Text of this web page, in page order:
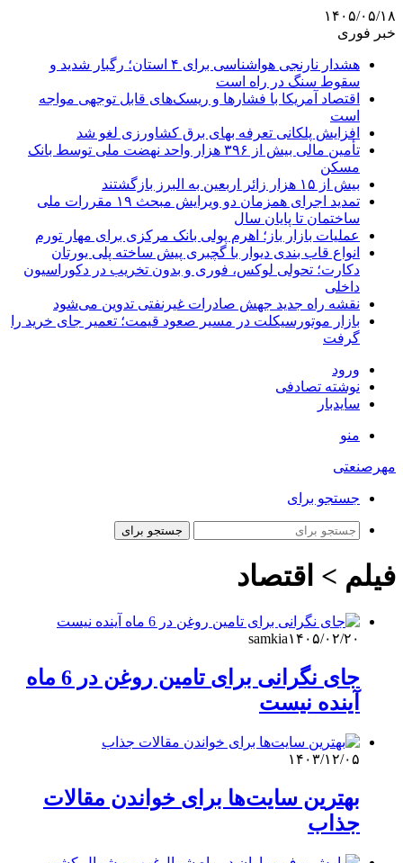
۱۴۰۵/۰۵/۱۸
خبر فوری
هشدار نارنجی هواشناسی برای ۴ استان؛ رگبار شدید و
سقوط سنگ در راه است
اقتصاد آمریکا با فشارها و ریسک‌های قابل توجهی مواجه
است
افزایش پلکانی تعرفه بهای برق کشاورزی لغو شد
تأمین مالی بیش از ۳۹۶ هزار واحد نهضت ملی توسط بانک
مسکن
بیش از ۱۵ هزار زائر اربعین به البرز بازگشتند
تمدید اجرای همزمان دو ویرایش مبحث ۱۹ مقررات ملی
ساختمان تا پایان سال
عملیات بازار باز؛ اهرم پولی بانک مرکزی برای مهار تورم
انواع قاب بندی دیوار با گچبری پیش ساخته پلی یورتان
دکارت؛ تحولی لوکس، فوری و بدون تخریب در دکوراسیون
داخلی
نقشه راه جدید جهش صادرات غیرنفتی تدوین می‌شود
بازار موتورسیکلت در مسیر صعود قیمت؛ تعمیر جای خرید را
گرفت
ورود
نوشته تصادفی
سایدبار
منو
مهرصنعتی
جستجو برای
جستجو برای
فیلم > اقتصاد
samkia۱۴۰۵/۰۲/۲۰
جای نگرانی برای تامین روغن در 6 ماه
آینده نیست
۱۴۰۳/۱۲/۰۵
بهترین سایت‌ها برای خواندن مقالات
جذاب